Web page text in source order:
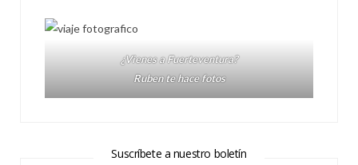
¿Vienes a Fuerteventura?
Ruben te hace fotos
Suscríbete a nuestro boletín